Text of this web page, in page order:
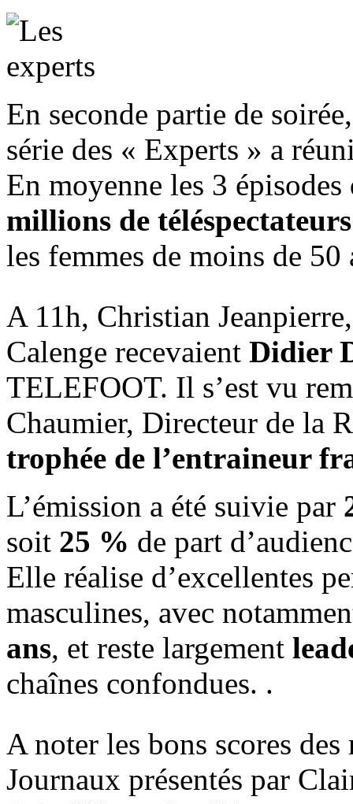
En seconde partie de
série des « Experts » a
En moyenne les 3
millions de téléspectateurs
les femmes de moins de 50
A 11h, Christian
Calenge recevaient Didier
TELEFOOT. Il s’est vu
Chaumier, Directeur de la
trophée de l’entraineur
L’émission a été suivie par
soit 25 % de part
Elle réalise d’excellentes
masculines, avec
ans, et reste largement
chaînes confondues. .
A noter les bons scores
Journaux présentés par